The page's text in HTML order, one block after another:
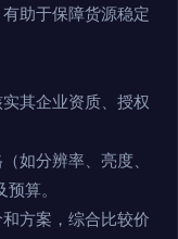
助于保障货源稳定
其企业资质、授权
如分辨率、亮度、
算。
方案，综合比较价